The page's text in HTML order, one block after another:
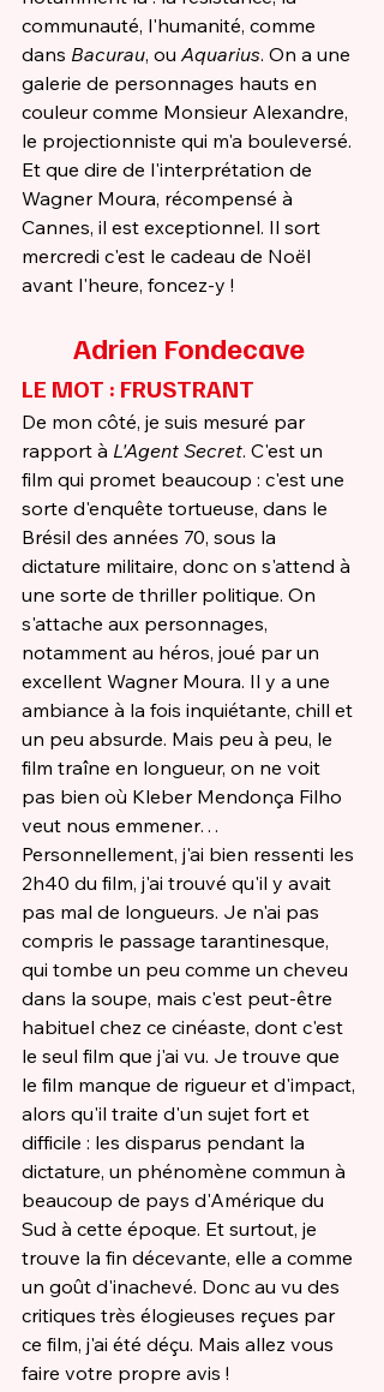
communauté, l'humanité, comme
dans Bacurau, ou Aquarius. On a une
galerie de personnages hauts en
couleur comme Monsieur Alexandre,
le projectionniste qui m'a bouleversé.
Et que dire de l'interprétation de
Wagner Moura, récompensé à
Cannes, il est exceptionnel. Il sort
mercredi c'est le cadeau de Noël
avant l'heure, foncez-y !
Adrien Fondecave
LE MOT : FRUSTRANT
De mon côté, je suis mesuré par
rapport à L'Agent Secret. C'est un
film qui promet beaucoup : c'est une
sorte d'enquête tortueuse, dans le
Brésil des années 70, sous la
dictature militaire, donc on s'attend à
une sorte de thriller politique. On
s'attache aux personnages,
notamment au héros, joué par un
excellent Wagner Moura. Il y a une
ambiance à la fois inquiétante, chill et
un peu absurde. Mais peu à peu, le
film traîne en longueur, on ne voit
pas bien où Kleber Mendonça Filho
veut nous emmener…
Personnellement, j'ai bien ressenti les
2h40 du film, j'ai trouvé qu'il y avait
pas mal de longueurs. Je n'ai pas
compris le passage tarantinesque,
qui tombe un peu comme un cheveu
dans la soupe, mais c'est peut-être
habituel chez ce cinéaste, dont c'est
le seul film que j'ai vu. Je trouve que
le film manque de rigueur et d'impact,
alors qu'il traite d'un sujet fort et
difficile : les disparus pendant la
dictature, un phénomène commun à
beaucoup de pays d'Amérique du
Sud à cette époque. Et surtout, je
trouve la fin décevante, elle a comme
un goût d'inachevé. Donc au vu des
critiques très élogieuses reçues par
ce film, j'ai été déçu. Mais allez vous
faire votre propre avis !